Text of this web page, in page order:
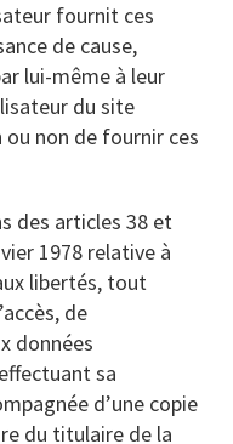
fournit ces
de cause,
lui-même à leur
du site
ou non de fournir ces
des articles 38 et
1978 relative à
libertés, tout
de
données
sa
d’une copie
du titulaire de la